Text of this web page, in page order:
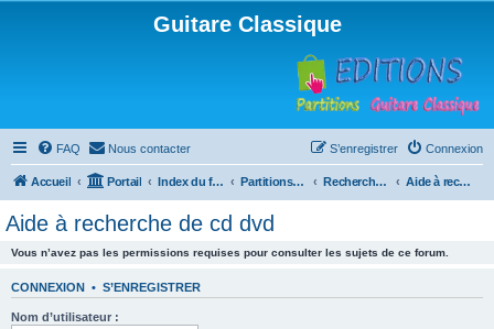
Guitare Classique
FAQ Nous contacter Connexion
S’enregistrer
Accueil Portail Index du forum Partitions pour guitare en libre téléchargement Recherche de ressources musicales Aide à recherche de cd dvd
Aide à recherche de cd dvd
Vous n’avez pas les permissions requises pour consulter les sujets de ce forum.
CONNEXION • S’ENREGISTRER
Nom d’utilisateur :